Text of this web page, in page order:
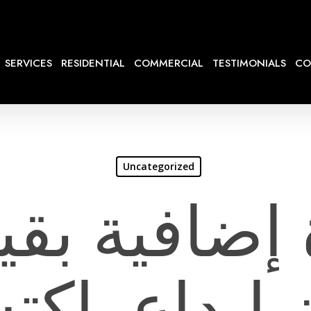
SERVICES RESIDENTIAL COMMERCIAL TESTIMONIALS
Uncategorized